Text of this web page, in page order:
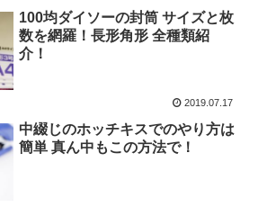
100均ダイソーの封筒 サイズと枚
数を網羅！長形角形 全種類紹
介！
2019.07.17
中綴じのホッチキスでのやり方は
簡単 真ん中もこの方法で！